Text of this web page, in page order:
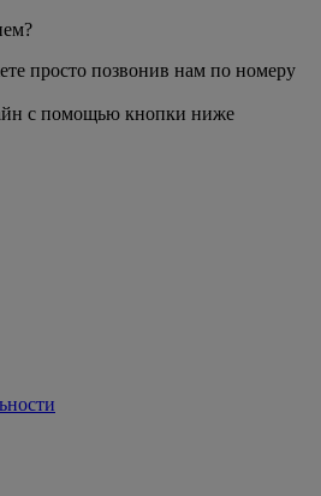
просто позвонив нам по номеру
с помощью кнопки ниже